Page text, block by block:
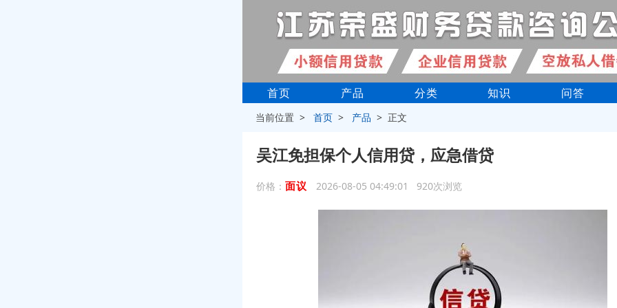
首页 产品 分类 知识 问答
当前位置 >首页 > 产品 > 正文
吴江免担保个人信用贷，应急借贷
价格： 面议 2026-08-05 04:49:01 920次浏览